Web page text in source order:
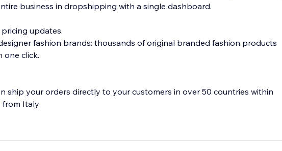
business in dropshipping with a single dashboard.
updates.
fashion brands: thousands of original branded fashion products
one click.
ship your orders directly to your customers in over 50 countries within
from Italy
in detail